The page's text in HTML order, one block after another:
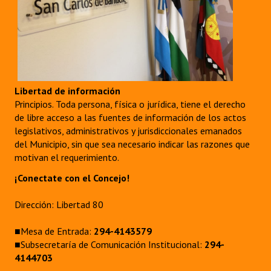
Libertad de información
Principios. Toda persona, física o jurídica, tiene el derecho
de libre acceso a las fuentes de información de los actos
legislativos, administrativos y jurisdiccionales emanados
del Municipio, sin que sea necesario indicar las razones que
motivan el requerimiento.
¡Conectate con el Concejo!
Dirección: Libertad 80
■Mesa de Entrada: 294-4143579
■Subsecretaría de Comunicación Institucional: 294-
4144703